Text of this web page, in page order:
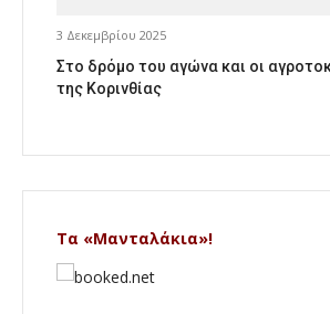
3 Δεκεμβρίου 2025
Στο δρόμο του αγώνα και οι
της Κορινθίας
Τα «Μανταλάκια»!